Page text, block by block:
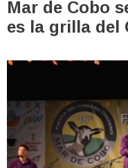
Mar de Cobo
es la grilla del